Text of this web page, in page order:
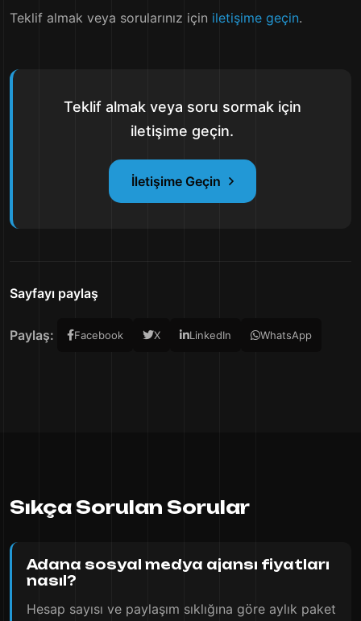
Teklif almak veya sorularınız için iletişime geçin.
Teklif almak veya soru sormak için
iletişime geçin.
İletişime Geçin
Sayfayı paylaş
Paylaş: Facebook X LinkedIn WhatsApp
Sıkça Sorulan Sorular
Adana sosyal medya ajansı fiyatları
nasıl?
Hesap sayısı ve paylaşım sıklığına göre aylık paket